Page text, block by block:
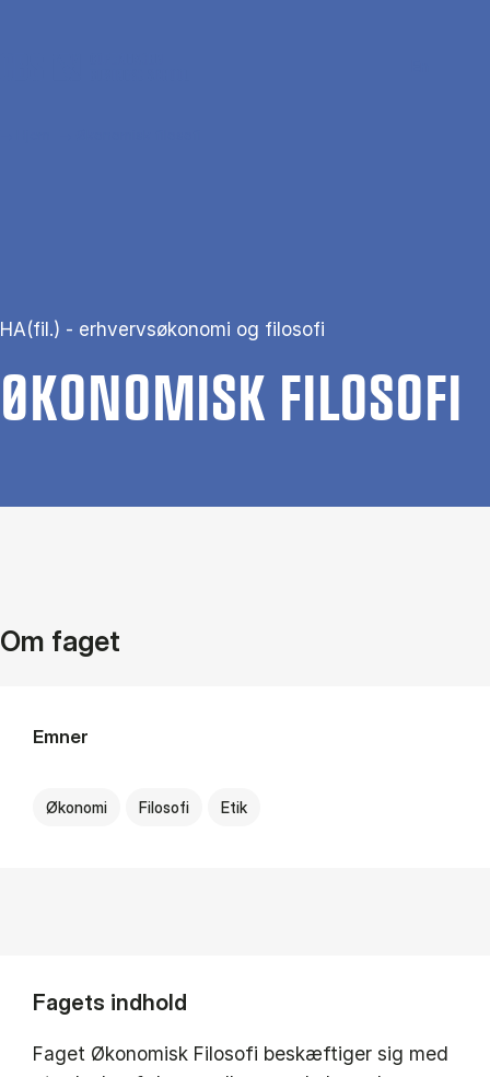
HA(fil.) - erhvervsøkonomi og filosofi
ØKO­NO­MISK FI­LO­SO­FI
Om faget
Emner
Økonomi Filosofi Etik
Fagets indhold
Faget Økonomisk Filosofi beskæftiger sig med